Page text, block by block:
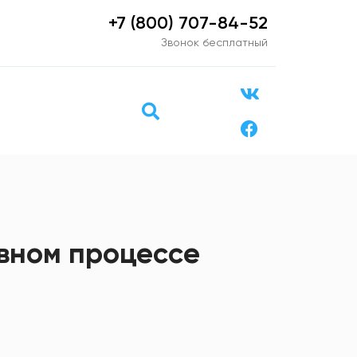
+7 (800) 707-84-52
Звонок бесплатный
процессе